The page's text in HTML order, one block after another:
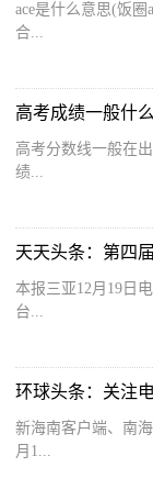
ace是什么意思(饭
合...
高考成绩一般什
高考分数线一般在
绩...
天天头条：第四
本报三亚12月19日
台...
新海南客户端、南
月1...